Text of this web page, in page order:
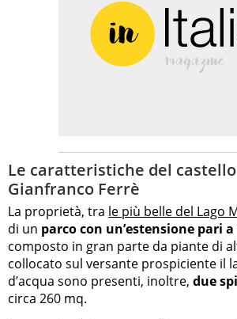
Le caratteristiche del
Gianfranco Ferrè
La proprietà, tra le più belle del Lago
di un parco con un’estensione pari
composto in gran parte da piante di
collocato sul versante prospiciente il
d’acqua sono presenti, inoltre, due
circa 260 mq.